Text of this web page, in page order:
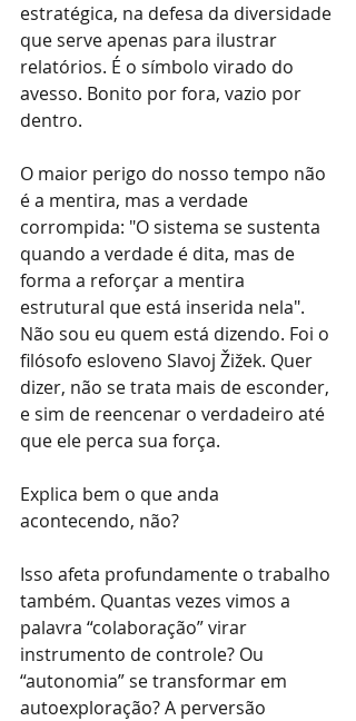
estratégica, na defesa da diversidade
que serve apenas para ilustrar
relatórios. É o símbolo virado do
avesso. Bonito por fora, vazio por
dentro.
O maior perigo do nosso tempo não
é a mentira, mas a verdade
corrompida: "O sistema se sustenta
quando a verdade é dita, mas de
forma a reforçar a mentira
estrutural que está inserida nela".
Não sou eu quem está dizendo. Foi o
filósofo esloveno Slavoj Žižek. Quer
dizer, não se trata mais de esconder,
e sim de reencenar o verdadeiro até
que ele perca sua força.
Explica bem o que anda
acontecendo, não?
Isso afeta profundamente o trabalho
também. Quantas vezes vimos a
palavra “colaboração” virar
instrumento de controle? Ou
“autonomia” se transformar em
autoexploração? A perversão